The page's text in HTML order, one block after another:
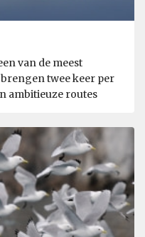
van de meest
twee keer per
ambitieuze routes